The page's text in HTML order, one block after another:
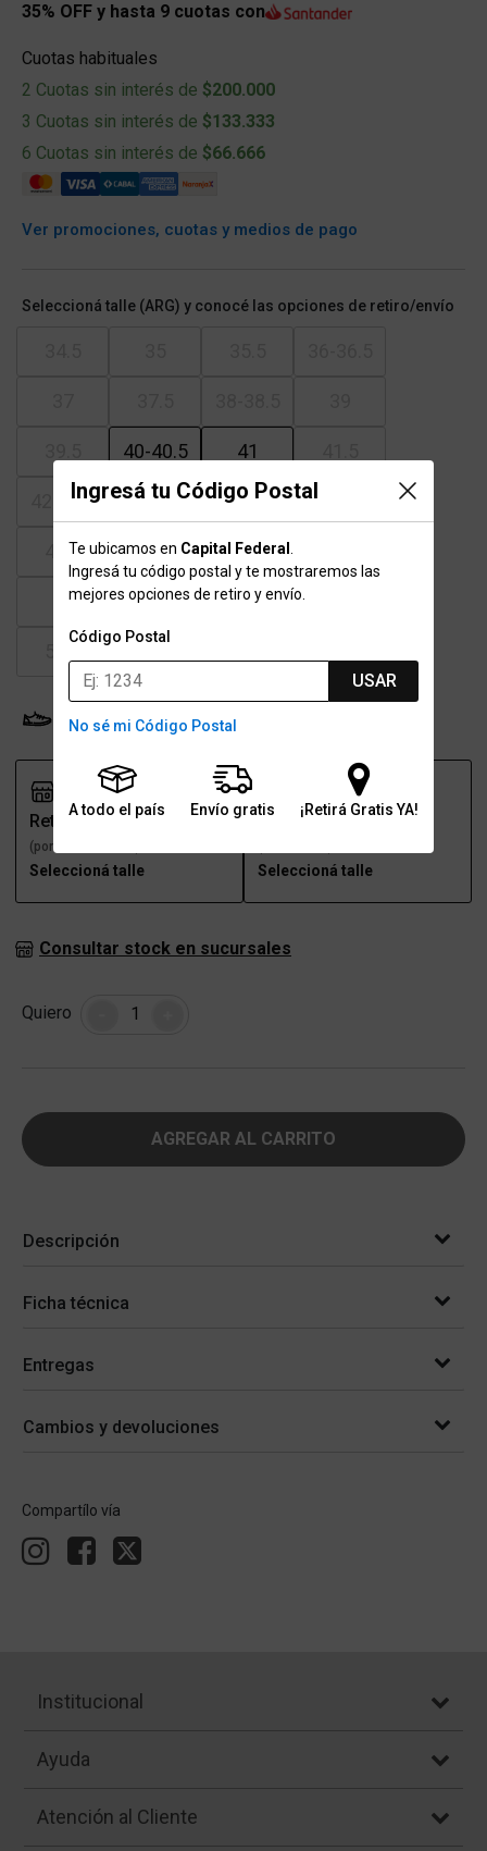
Ingresá tu Código Postal
Te ubicamos en Capital Federal
Ingresá tu código postal y te mostraremos las
mejores opciones de retiro y envío.
Código Postal
USAR
No sé mi Código Postal
A todo el país Envío gratis ¡Retirá Gratis YA!
35% OFF y hasta 9 cuotas con
Cuotas habituales
2 Cuotas sin interés de $200.000
3 Cuotas sin interés de $133.333
6 Cuotas sin interés de $66.666
Ver promociones, cuotas y medios de pago
Seleccioná talle (ARG) y conocé las opciones de retiro/envío
40-40.5 41
42-42.5 43 43.5
44.5 45-45.5 46
47 47.5 48.5
Probador Virtual Tabla de talles
Retiro
(por una sucursal)
Seleccioná talle
Envío
Seleccioná talle
Consultar stock en sucursales
Quiero Cantidad
AGREGAR AL CARRITO
Descripción
Ficha técnica
Entregas
Cambios y devoluciones
Compartílo vía
Institucional
Ayuda
Atención al Cliente